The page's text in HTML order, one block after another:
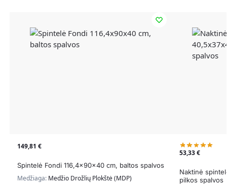
149,81 €
Spintelė Fondi 116,4x90x40 cm, baltos spalvos
Medžiaga: Medžio Drožlių Plokštė (MDP)
53,33€
Naktinė
pilkos spalvos